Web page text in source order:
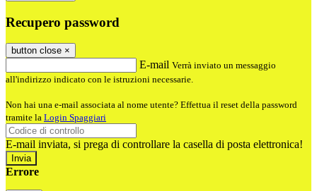
Recupero password
button close ×
E-mail Verrà inviato un messaggio
all'indirizzo indicato con le istruzioni necessarie.
Non hai una e-mail associata al nome utente? Effettua il reset della password
tramite la Login Spaggiari
E-mail inviata, si prega di controllare la casella di posta elettronica!
Errore